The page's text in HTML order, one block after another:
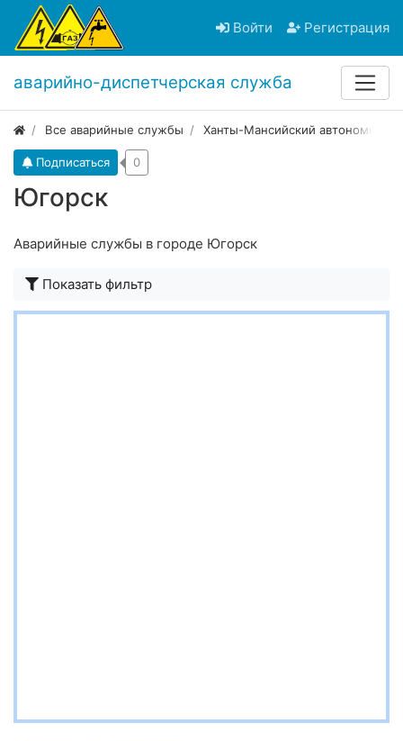
Войти Регистрация
аварийно-диспетчерская служба
Все аварийные службы Ханты-Мансийский автономный
Югорск
Подписаться 0
Аварийные службы в городе Югорск
Показать фильтр